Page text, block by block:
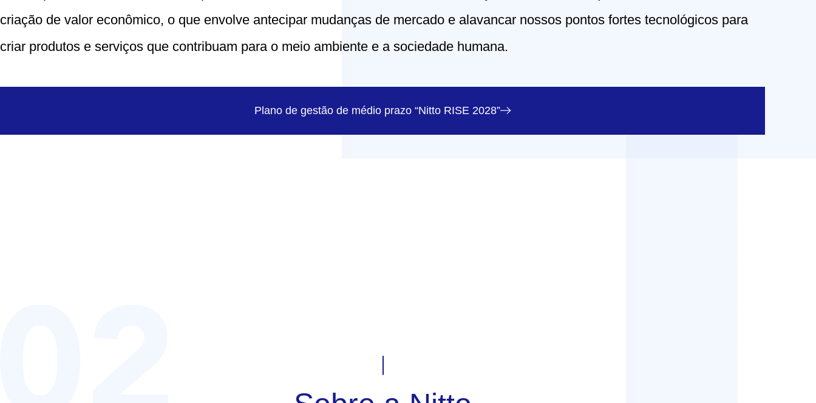
criação de valor econômico, o que envolve antecipar mudanças de mercado e alavancar nossos pontos fortes tecnológicos para
criar produtos e serviços que contribuam para o meio ambiente e a sociedade humana.
Plano de gestão de médio prazo “Nitto RISE 2028”